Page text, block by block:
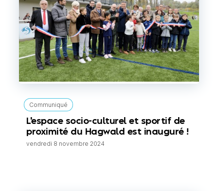
Communiqué
L'espace socio-culturel et sportif de
proximité du Hagwald est inauguré !
vendredi 8 novembre 2024